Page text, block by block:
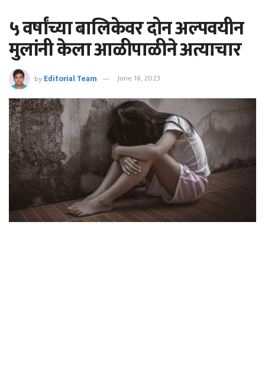
५ वर्षांच्या बालिकेवर दोन अल्पवयीन
मुलांनी केला आळीपाळीने अत्याचार
byEditorial Team June 18, 2023